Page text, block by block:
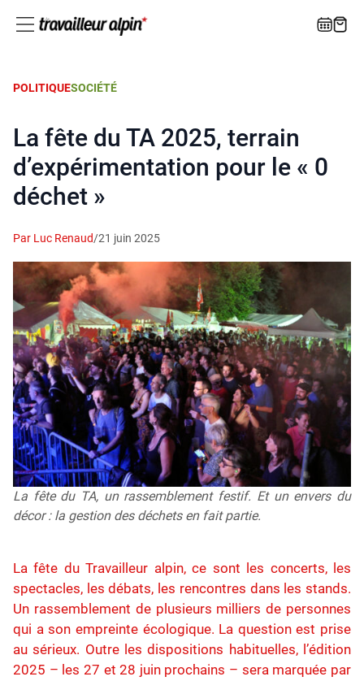
POLITIQUESOCIÉTÉ
La fête du TA 2025, terrain
d’expérimentation pour le « 0
déchet »
Par Luc Renaud/21 juin 2025
La fête du TA, un rassemblement festif. Et un envers du
décor : la gestion des déchets en fait partie.
La fête du Travailleur alpin, ce sont les concerts, les
spectacles, les débats, les rencontres dans les stands.
Un rassemblement de plusieurs milliers de personnes
qui a son empreinte écologique. La question est prise
au sérieux. Outre les dispositions habituelles, l’édition
2025 – les 27 et 28 juin prochains – sera marquée par